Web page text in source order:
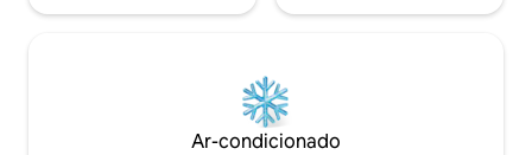
Ar-condicionado